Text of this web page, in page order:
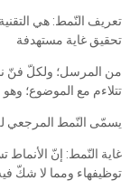
تعريف النّمط: هي
تحقيق غاية مستهدفة
من المرسل؛ ولكلّ فنّ
تتلاءم مع الموضوع؛ وهو
يسمّى النّمط المرجعي
غاية النّمط: إنّ
توظيفهاء ومما لا شكّ